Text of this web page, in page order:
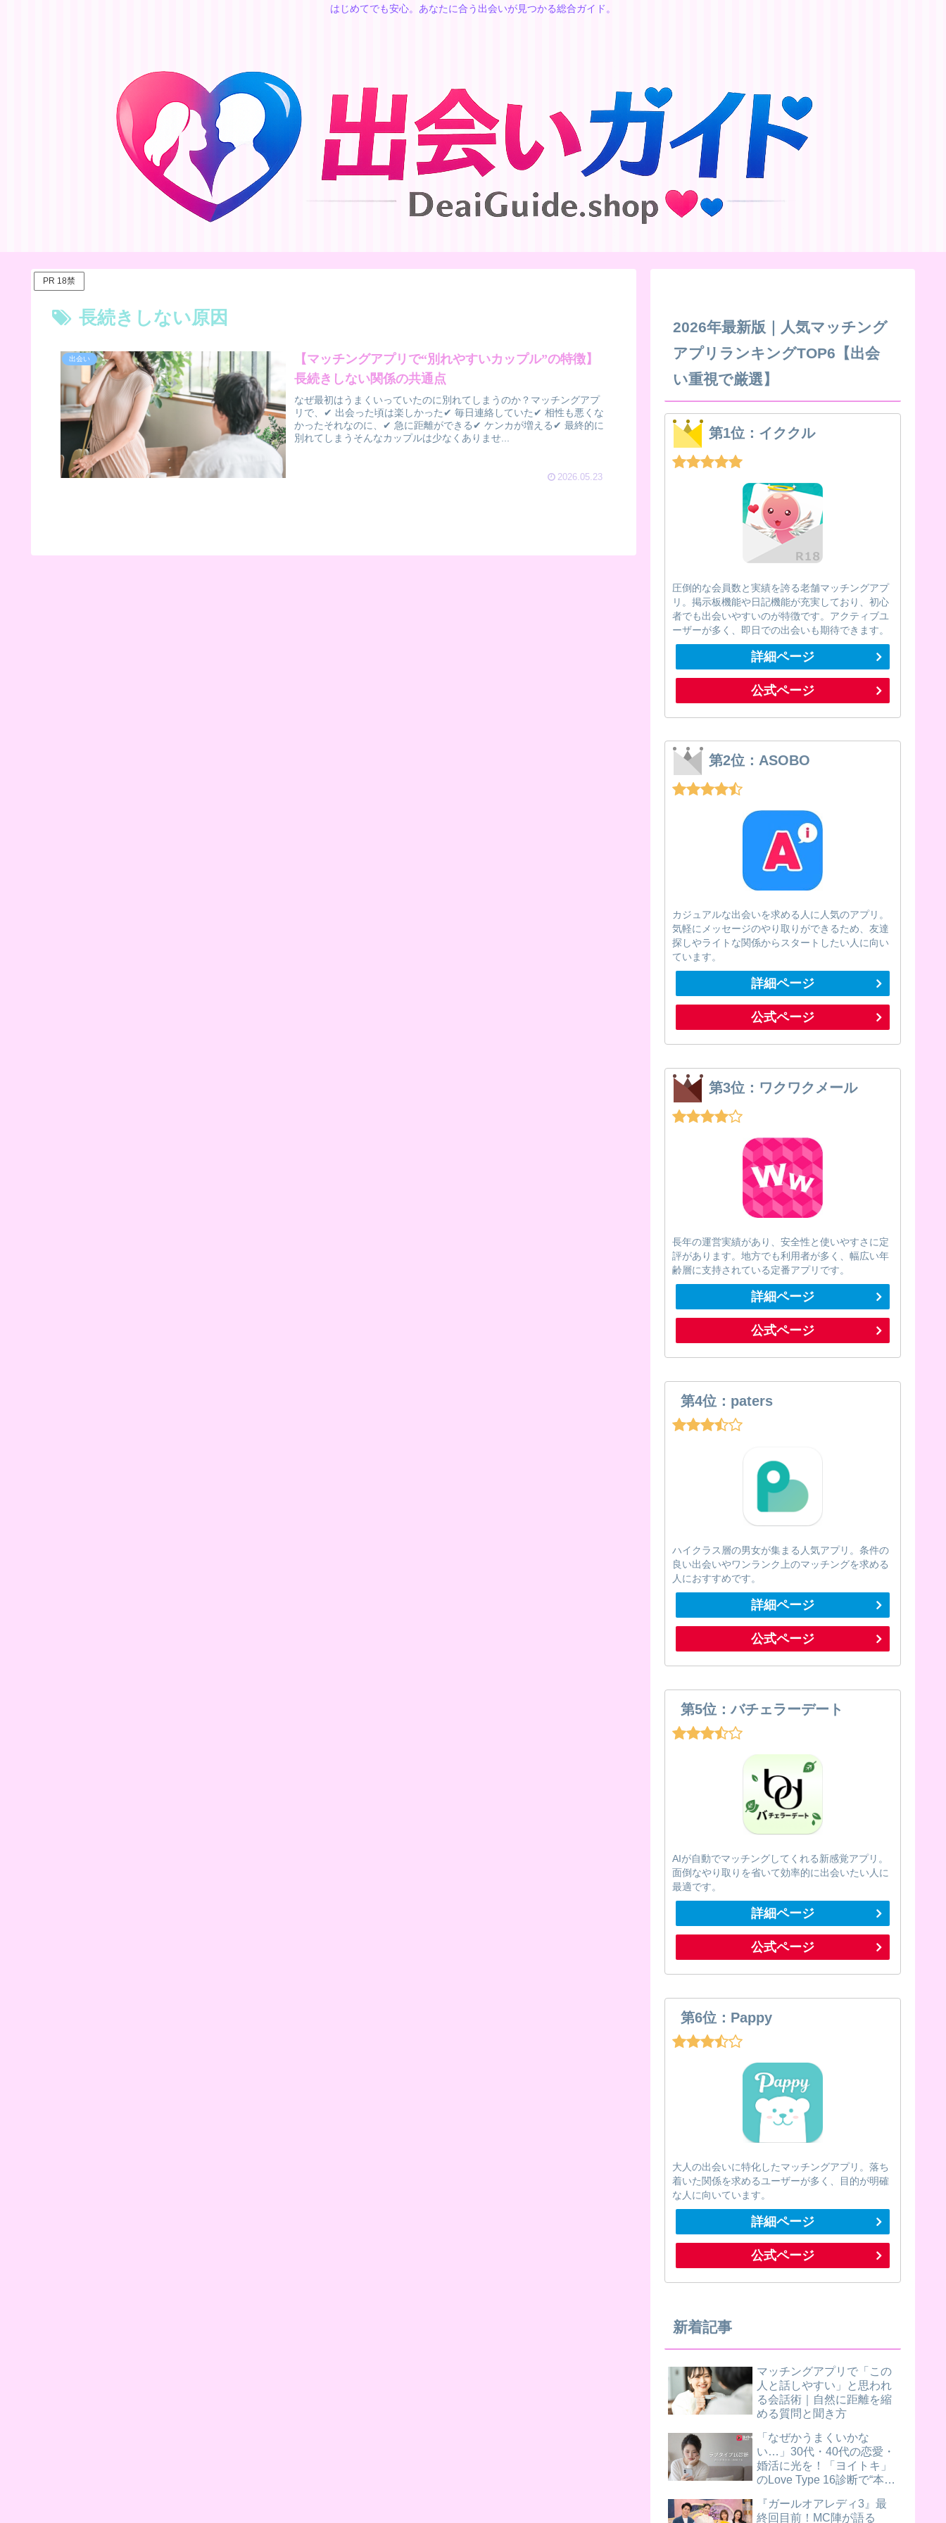
はじめてでも安心。あなたに合う出会いが見つかる総合ガイド。
PR 18禁
長続きしない原因
出会い
【マッチングアプリで“別れやすいカップル”の特徴】
長続きしない関係の共通点
なぜ最初はうまくいっていたのに別れてしまうのか？マッチングアプ
リで、✔ 出会った頃は楽しかった✔ 毎日連絡していた✔ 相性も悪くな
かったそれなのに、✔ 急に距離ができる✔ ケンカが増える✔ 最終的に
別れてしまうそんなカップルは少なくありませ...
2026.05.23
2026年最新版｜人気マッチング
アプリランキングTOP6【出会
い重視で厳選】
第1位：イククル
圧倒的な会員数と実績を誇る老舗マッチングアプ
リ。掲示板機能や日記機能が充実しており、初心
者でも出会いやすいのが特徴です。アクティブユ
ーザーが多く、即日での出会いも期待できます。
詳細ページ
公式ページ
第2位：ASOBO
カジュアルな出会いを求める人に人気のアプリ。
気軽にメッセージのやり取りができるため、友達
探しやライトな関係からスタートしたい人に向い
ています。
詳細ページ
公式ページ
第3位：ワクワクメール
長年の運営実績があり、安全性と使いやすさに定
評があります。地方でも利用者が多く、幅広い年
齢層に支持されている定番アプリです。
詳細ページ
公式ページ
第4位：paters
ハイクラス層の男女が集まる人気アプリ。条件の
良い出会いやワンランク上のマッチングを求める
人におすすめです。
詳細ページ
公式ページ
第5位：バチェラーデート
AIが自動でマッチングしてくれる新感覚アプリ。
面倒なやり取りを省いて効率的に出会いたい人に
最適です。
詳細ページ
公式ページ
第6位：Pappy
大人の出会いに特化したマッチングアプリ。落ち
着いた関係を求めるユーザーが多く、目的が明確
な人に向いています。
詳細ページ
公式ページ
新着記事
マッチングアプリで「この
人と話しやすい」と思われ
る会話術｜自然に距離を縮
める質問と聞き方
「なぜかうまくいかな
い…」30代・40代の恋愛・
婚活に光を！「ヨイトキ」
のLove Type 16診断で“本当
ト『ガールオアレディ3』最
終回目前！MC陣が語る